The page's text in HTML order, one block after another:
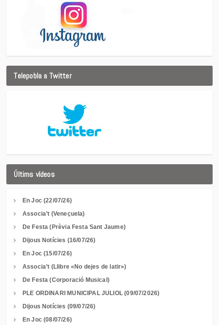
Telepobla a Twitter
Últims vídeos
En Joc (22/07/26)
Associa’t (Veneçuela)
De Festa (Prèvia Festa Sant Jaume)
Dijous Notícies (16/07/26)
En Joc (15/07/26)
Associa’t (Llibre «No dejes de latir»)
De Festa (Corporació Musical)
PLE ORDINARI MUNICIPAL JULIOL (09/07/2026)
Dijous Notícies (09/07/26)
En Joc (08/07/26)